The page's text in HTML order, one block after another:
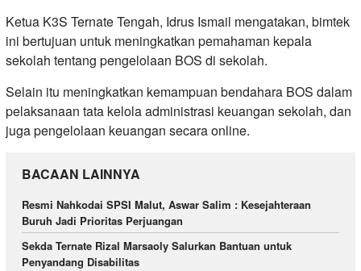
Ketua K3S Ternate Tengah, Idrus Ismail mengatakan, bimtek
ini bertujuan untuk meningkatkan pemahaman kepala
sekolah tentang pengelolaan BOS di sekolah.
Selain itu meningkatkan kemampuan bendahara BOS dalam
pelaksanaan tata kelola administrasi keuangan sekolah, dan
juga pengelolaan keuangan secara online.
BACAAN LAINNYA
Resmi Nahkodai SPSI Malut, Aswar Salim : Kesejahteraan
Buruh Jadi Prioritas Perjuangan
Sekda Ternate Rizal Marsaoly Salurkan Bantuan untuk
Penyandang Disabilitas